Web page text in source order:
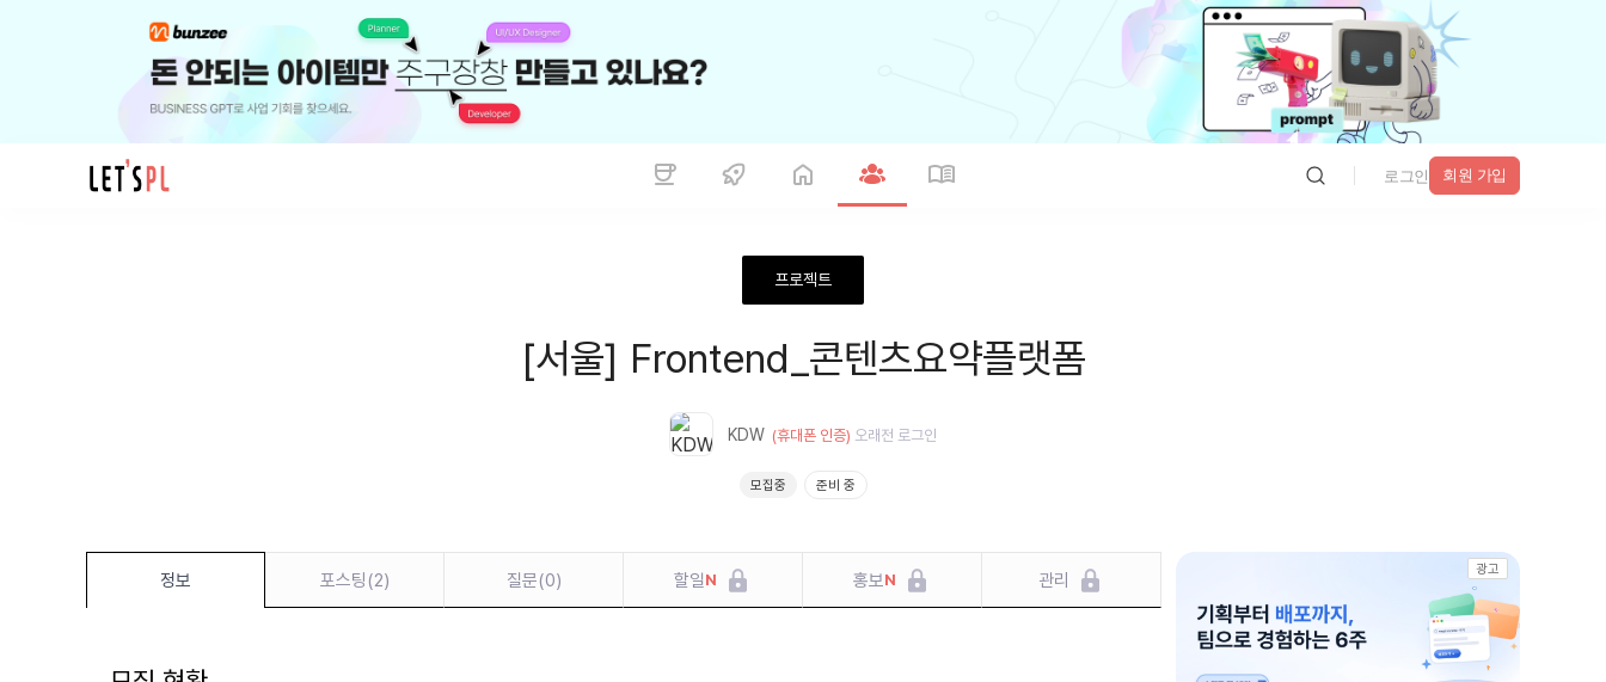
로그인 회원 가입
프로젝트
[서울] Frontend_콘텐츠요약플랫폼
KDW (휴대폰 인증) 오래전 로그인
모집중 준비 중
정보 포스팅 (2) 질문(0) 할일 N 홍보 N 관리 광고